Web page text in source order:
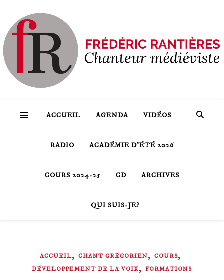
ACCUEIL AGENDA VIDÉOS
RADIO ACADÉMIE D’ÉTÉ 2026
COURS 2024-25 CD ARCHIVES
QUI SUIS-JE?
ACCUEIL, CHANT GRÉGORIEN, COURS,
DÉVELOPPEMENT DE LA VOIX, FORMATIONS